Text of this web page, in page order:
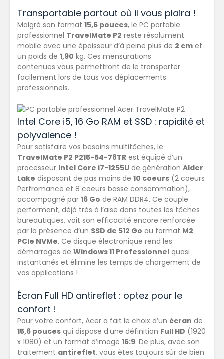
Transportable partout où il vous plaira !
Malgré son format 15,6 pouces, le PC portable
professionnel TravelMate P2 reste résolument
mobile avec une épaisseur d’à peine plus de 2 cm et
un poids de 1,90 kg. Ces mensurations
contenues vous permettront de le transporter
facilement lors de tous vos déplacements
professionnels.
Intel Core i5, 16 Go RAM et SSD : rapidité et
polyvalence !
Pour satisfaire vos besoins multitâches, le
TravelMate P2 P215-54-78TR est équipé d’un
processeur Intel Core i7-1255U de génération Alder
Lake disposant de pas moins de 10 coeurs (2 coeurs
Perfromance et 8 coeurs basse consommation),
accompagné par 16 Go de RAM DDR4. Ce couple
performant, déjà très à l’aise dans toutes les tâches
bureautiques, voit son efficacité encore renforcée
par la présence d’un SSD de 512 Go au format M2
PCIe NVMe. Ce disque électronique rend les
démarrages de Windows 11 Professionnel quasi
instantanés et élimine les temps de chargement de
vos applications !
Écran Full HD antireflet : optez pour le
confort !
Pour votre confort, Acer a fait le choix d’un écran de
15,6 pouces qui dispose d’une définition Full HD (1920
x 1080) et un format d’image 16:9. De plus, avec son
traitement antireflet, vous êtes toujours sûr de bien